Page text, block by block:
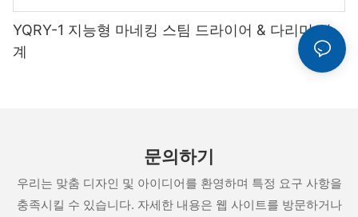
YQRY-1 지능형 마네킹 스팀 드라이어 & 다리미 기
계
문의하기
우리는 맞춤 디자인 및 아이디어를 환영하며 특정 요구 사항을
충족시킬 수 있습니다. 자세한 내용은 웹 사이트를 방문하거나